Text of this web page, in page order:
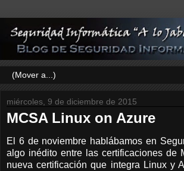
miércoles, 9 de diciembre de 2015
MCSA Linux on Azure
El 6 de noviembre hablábamos en
algo inédito entre las certificaciones de
nueva certificación que integra Linux y